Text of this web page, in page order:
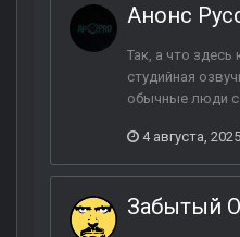
Анонс
Так, а что
студийная
обычные люди с
4 августа, 2025
Забытый